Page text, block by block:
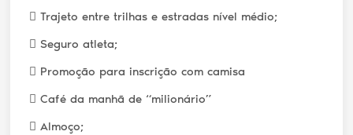
 Trajeto entre trilhas e estradas nível médio;
 Seguro atleta;
 Promoção para inscrição com camisa
 Café da manhã de “milionário”
 Almoço;